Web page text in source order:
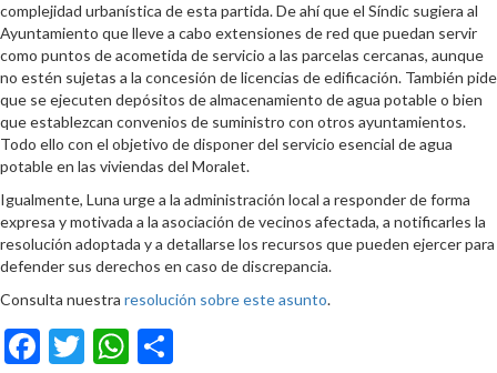
complejidad urbanística de esta partida. De ahí que el Síndic sugiera al
Ayuntamiento que lleve a cabo extensiones de red que puedan servir
como puntos de acometida de servicio a las parcelas cercanas, aunque
no estén sujetas a la concesión de licencias de edificación. También pide
que se ejecuten depósitos de almacenamiento de agua potable o bien
que establezcan convenios de suministro con otros ayuntamientos.
Todo ello con el objetivo de disponer del servicio esencial de agua
potable en las viviendas del Moralet.
Igualmente, Luna urge a la administración local a responder de forma
expresa y motivada a la asociación de vecinos afectada, a notificarles la
resolución adoptada y a detallarse los recursos que pueden ejercer para
defender sus derechos en caso de discrepancia.
Consulta nuestra resolución sobre este asunto.
Facebook
TwitterWhatsApp